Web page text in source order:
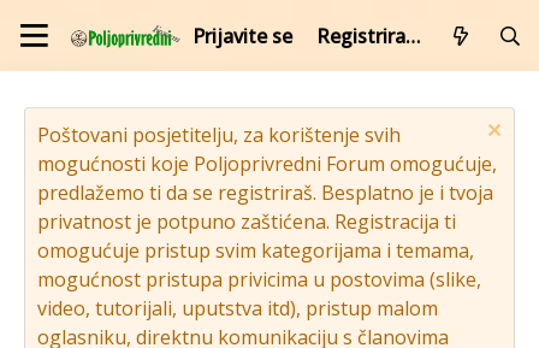
Prijavite se Registrirajte se
Poštovani posjetitelju, za korištenje svih
mogućnosti koje Poljoprivredni Forum omogućuje,
predlažemo ti da se registriraš. Besplatno je i tvoja
privatnost je potpuno zaštićena. Registracija ti
omogućuje pristup svim kategorijama i temama,
mogućnost pristupa privicima u postovima (slike,
video, tutorijali, uputstva itd), pristup malom
oglasniku, direktnu komunikaciju s članovima